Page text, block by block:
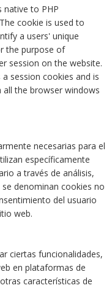
native to PHP
cookie is used to
a users' unique
the purpose of
session on the website.
session cookies and is
all the browser windows
necesarias para el
específicamente
a través de análisis,
denominan cookies no
del usuario
web.
ciertas funcionalidades,
en plataformas de
características de